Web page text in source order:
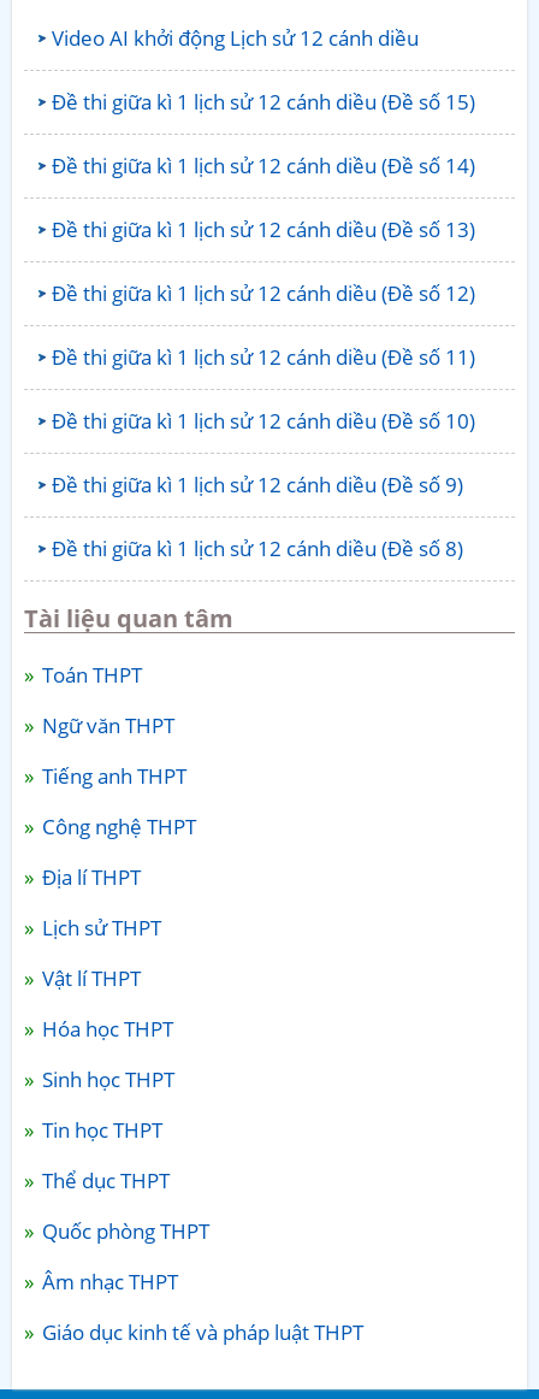
Video AI khởi động Lịch sử 12 cánh diều
Đề thi giữa kì 1 lịch sử 12 cánh diều (Đề số 15)
Đề thi giữa kì 1 lịch sử 12 cánh diều (Đề số 14)
Đề thi giữa kì 1 lịch sử 12 cánh diều (Đề số 13)
Đề thi giữa kì 1 lịch sử 12 cánh diều (Đề số 12)
Đề thi giữa kì 1 lịch sử 12 cánh diều (Đề số 11)
Đề thi giữa kì 1 lịch sử 12 cánh diều (Đề số 10)
Đề thi giữa kì 1 lịch sử 12 cánh diều (Đề số 9)
Đề thi giữa kì 1 lịch sử 12 cánh diều (Đề số 8)
Tài liệu quan tâm
Toán THPT
Ngữ văn THPT
Tiếng anh THPT
Công nghệ THPT
Địa lí THPT
Lịch sử THPT
Vật lí THPT
Hóa học THPT
Sinh học THPT
Tin học THPT
Thể dục THPT
Quốc phòng THPT
Âm nhạc THPT
Giáo dục kinh tế và pháp luật THPT